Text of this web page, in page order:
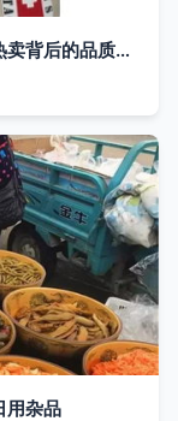
厂家直销英国十字国旗黄麻整理箱 淘宝热卖背后的品质与美学
用杂品